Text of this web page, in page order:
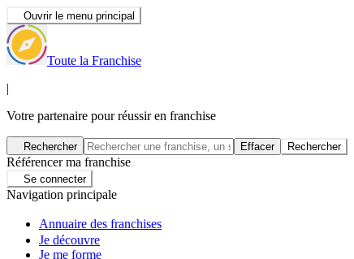
Ouvrir le menu principal
Toute la Franchise
|
Votre partenaire pour réussir en franchise
Rechercher Effacer Rechercher
Référencer ma franchise
Se connecter
Navigation principale
Annuaire des franchises
Je découvre
Je me forme